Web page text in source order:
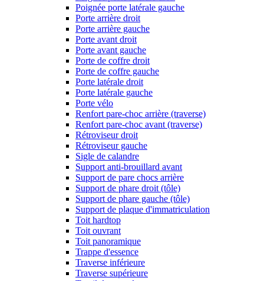
Poignée porte latérale gauche
Porte arrière droit
Porte arrière gauche
Porte avant droit
Porte avant gauche
Porte de coffre droit
Porte de coffre gauche
Porte latérale droit
Porte latérale gauche
Porte vélo
Renfort pare-choc arrière (traverse)
Renfort pare-choc avant (traverse)
Rétroviseur droit
Rétroviseur gauche
Sigle de calandre
Support anti-brouillard avant
Support de pare chocs arrière
Support de phare droit (tôle)
Support de phare gauche (tôle)
Support de plaque d'immatriculation
Toit hardtop
Toit ouvrant
Toit panoramique
Trappe d'essence
Traverse inférieure
Traverse supérieure